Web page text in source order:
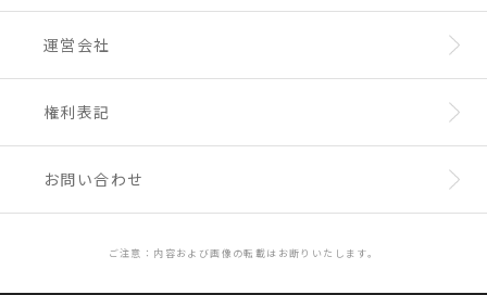
運営会社
権利表記
お問い合わせ
ご注意：内容および画像の転載はお断りいたします。